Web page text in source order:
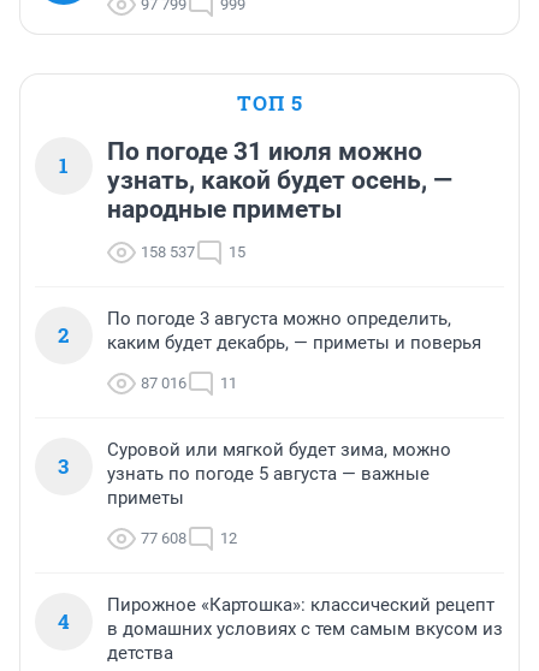
97 799 999
ТОП 5
1
По погоде 31 июля можно
узнать, какой будет осень, —
народные приметы
158 537 15
2
По погоде 3 августа можно определить,
каким будет декабрь, — приметы и поверья
87 016 11
3
Суровой или мягкой будет зима, можно
узнать по погоде 5 августа — важные
приметы
77 608 12
4
Пирожное «Картошка»: классический рецепт
в домашних условиях с тем самым вкусом из
детства